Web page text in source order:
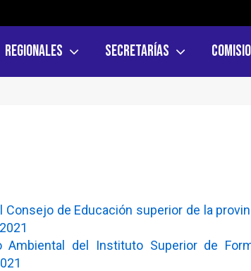
Regionales Secretarías
de Educación superior de la
del Instituto Superior de